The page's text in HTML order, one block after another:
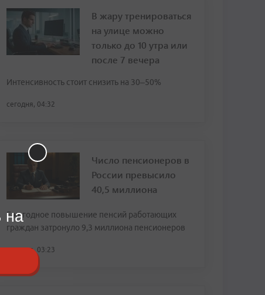
В жару тренироваться
на улице можно
только до 10 утра или
после 7 вечера
Интенсивность стоит снизить на 30–50%
сегодня, 04:32
Число пенсионеров в
России превысило
40,5 миллиона
Ежегодное повышение пенсий работающих
граждан затронуло 9,3 миллиона пенсионеров
сегодня, 03:23
на